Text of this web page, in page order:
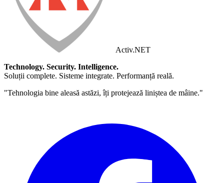
Activ.NET
Technology. Security. Intelligence.
Soluții complete. Sisteme integrate. Performanță reală.
"Tehnologia bine aleasă astăzi, îți protejează liniștea de mâine."